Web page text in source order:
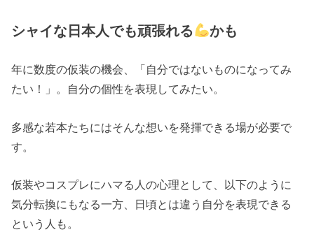
シャイな日本人でも頑張れる かも
年に数度の仮装の機会、「自分ではないものになってみ
たい！」。自分の個性を表現してみたい。
多感な若本たちにはそんな想いを発揮できる場が必要で
す。
仮装やコスプレにハマる人の心理として、以下のように
気分転換にもなる一方、日頃とは違う自分を表現できる
という人も。